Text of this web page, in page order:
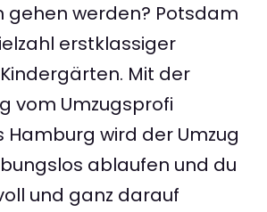
gehen werden? Potsdam
erstklassiger
Mit der
vom Umzugsprofi
Hamburg wird der Umzug
ablaufen und du
und ganz darauf